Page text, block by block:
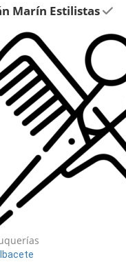
Marín Estilistas